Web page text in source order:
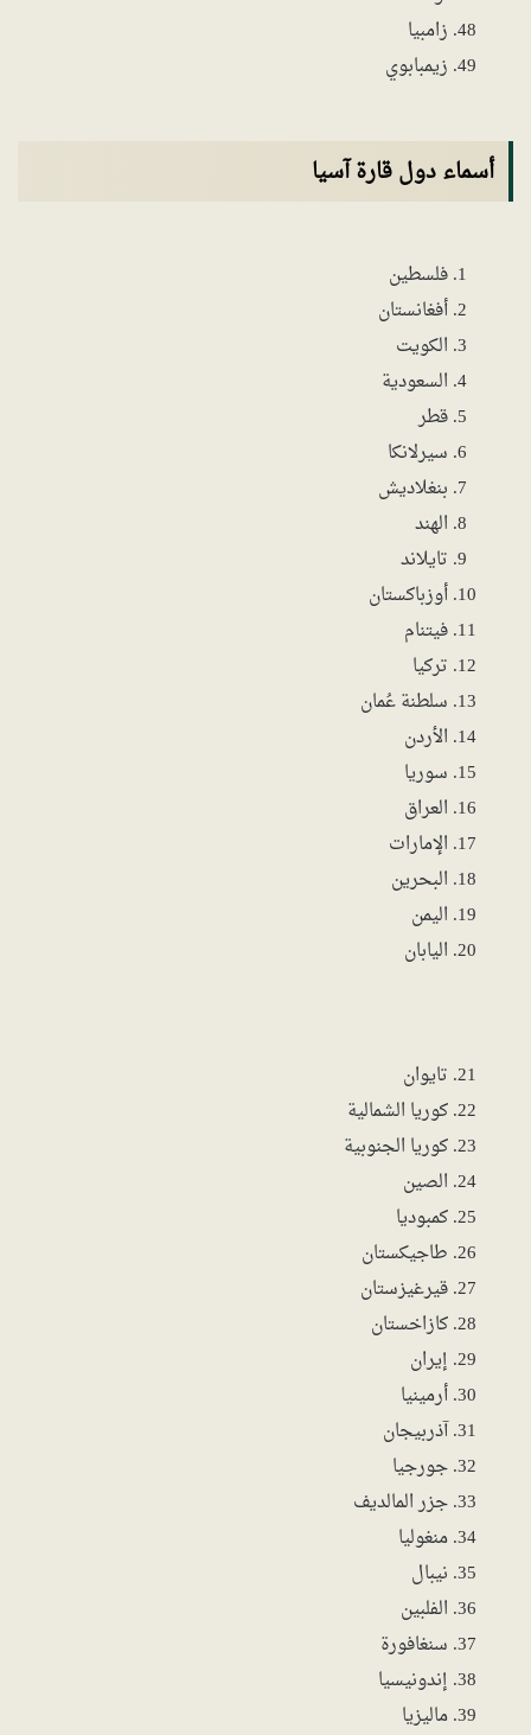
زامبيا
زيمبابوي
أسماء دول قارة آسيا
فلسطين
أفغانستان
الكويت
السعودية
قطر
سيرلانكا
بنغلاديش
الهند
تايلاند
أوزباكستان
فيتنام
تركيا
سلطنة عُمان
الأردن
سوريا
العراق
الإمارات
البحرين
اليمن
اليابان
تايوان
كوريا الشمالية
كوريا الجنوبية
الصين
كمبوديا
طاجيكستان
قيرغيزستان
كازاخستان
إيران
أرمينيا
آذربيجان
جورجيا
جزر المالديف
منغوليا
نيبال
الفلبين
سنغافورة
إندونيسيا
ماليزيا